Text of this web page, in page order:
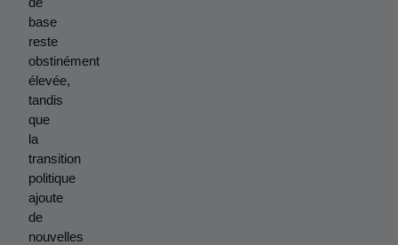
base
reste
obstinément
élevée,
tandis
que
la
transition
politique
ajoute
de
nouvelles